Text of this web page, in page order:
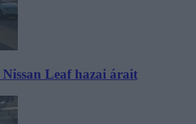
Leaf hazai árait